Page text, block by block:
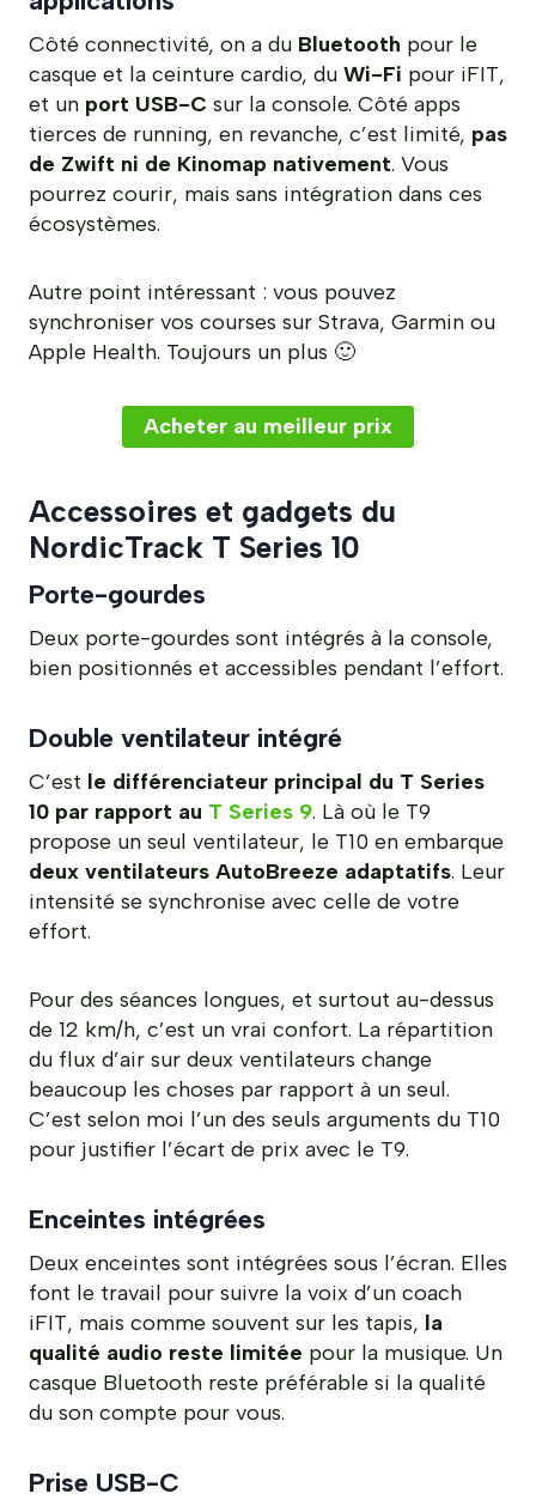
Côté connectivité, on a du Bluetooth pour le
casque et la ceinture cardio, du Wi-Fi pour iFIT,
et un port USB-C sur la console. Côté apps
tierces de running, en revanche, c’est limité, pas
de Zwift ni de Kinomap nativement. Vous
pourrez courir, mais sans intégration dans ces
écosystèmes.
Autre point intéressant : vous pouvez
synchroniser vos courses sur Strava, Garmin ou
Apple Health. Toujours un plus 🙂
Acheter au meilleur prix
Accessoires et gadgets du
NordicTrack T Series 10
Porte-gourdes
Deux porte-gourdes sont intégrés à la console,
bien positionnés et accessibles pendant l’effort.
Double ventilateur intégré
C’est le différenciateur principal du T Series
10 par rapport au T Series 9. Là où le T9
propose un seul ventilateur, le T10 en embarque
deux ventilateurs AutoBreeze adaptatifs. Leur
intensité se synchronise avec celle de votre
effort.
Pour des séances longues, et surtout au-dessus
de 12 km/h, c’est un vrai confort. La répartition
du flux d’air sur deux ventilateurs change
beaucoup les choses par rapport à un seul.
C’est selon moi l’un des seuls arguments du T10
pour justifier l’écart de prix avec le T9.
Enceintes intégrées
Deux enceintes sont intégrées sous l’écran. Elles
font le travail pour suivre la voix d’un coach
iFIT, mais comme souvent sur les tapis, la
qualité audio reste limitée pour la musique. Un
casque Bluetooth reste préférable si la qualité
du son compte pour vous.
Prise USB-C